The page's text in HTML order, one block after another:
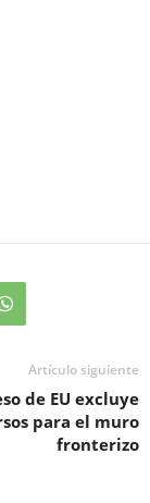
Artículo siguiente
de EU excluye
para el muro
fronterizo